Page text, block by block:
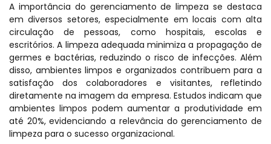
A importância do gerenciamento de limpeza se destaca
em diversos setores, especialmente em locais com alta
circulação de pessoas, como hospitais, escolas e
escritórios. A limpeza adequada minimiza a propagação de
germes e bactérias, reduzindo o risco de infecções. Além
disso, ambientes limpos e organizados contribuem para a
satisfação dos colaboradores e visitantes, refletindo
diretamente na imagem da empresa. Estudos indicam que
ambientes limpos podem aumentar a produtividade em
até 20%, evidenciando a relevância do gerenciamento de
limpeza para o sucesso organizacional.